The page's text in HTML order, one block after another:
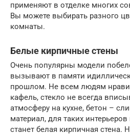
применяют в отделке многих
Вы можете выбирать разного
комнаты.
Белые кирпичные стены
Очень популярны модели
вызывают в памяти
прошлом. Не всем людям
кафель, стекло не всегда
атмосферу на кухне, бетон –
материал, для таких
станет белая кирпичная стена.